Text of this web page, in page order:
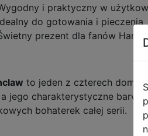
i praktyczny w
do gotowania i pieczenia
prezent dla fanów
to jeden z czterech
a jego charakterystyczne
bohaterek całej serii.